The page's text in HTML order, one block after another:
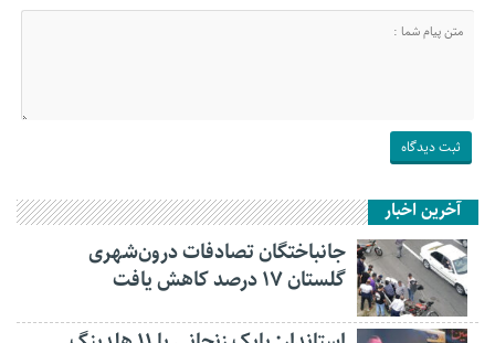
آخرین اخبار
جانباختگان تصادفات درون‌شهری
گلستان ۱۷ درصد کاهش یافت